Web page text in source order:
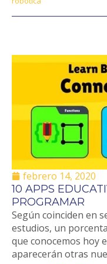
febrero 14, 2020
10 APPS
PROGRAMAR
Según coinciden en
estudios, un
que conocemos hoy
aparecerán otras